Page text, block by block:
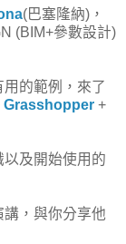
(巴塞隆納)，
(BIM+參數設計)
的範例，來了
Grasshopper +
及開始使用的
，與你分享他